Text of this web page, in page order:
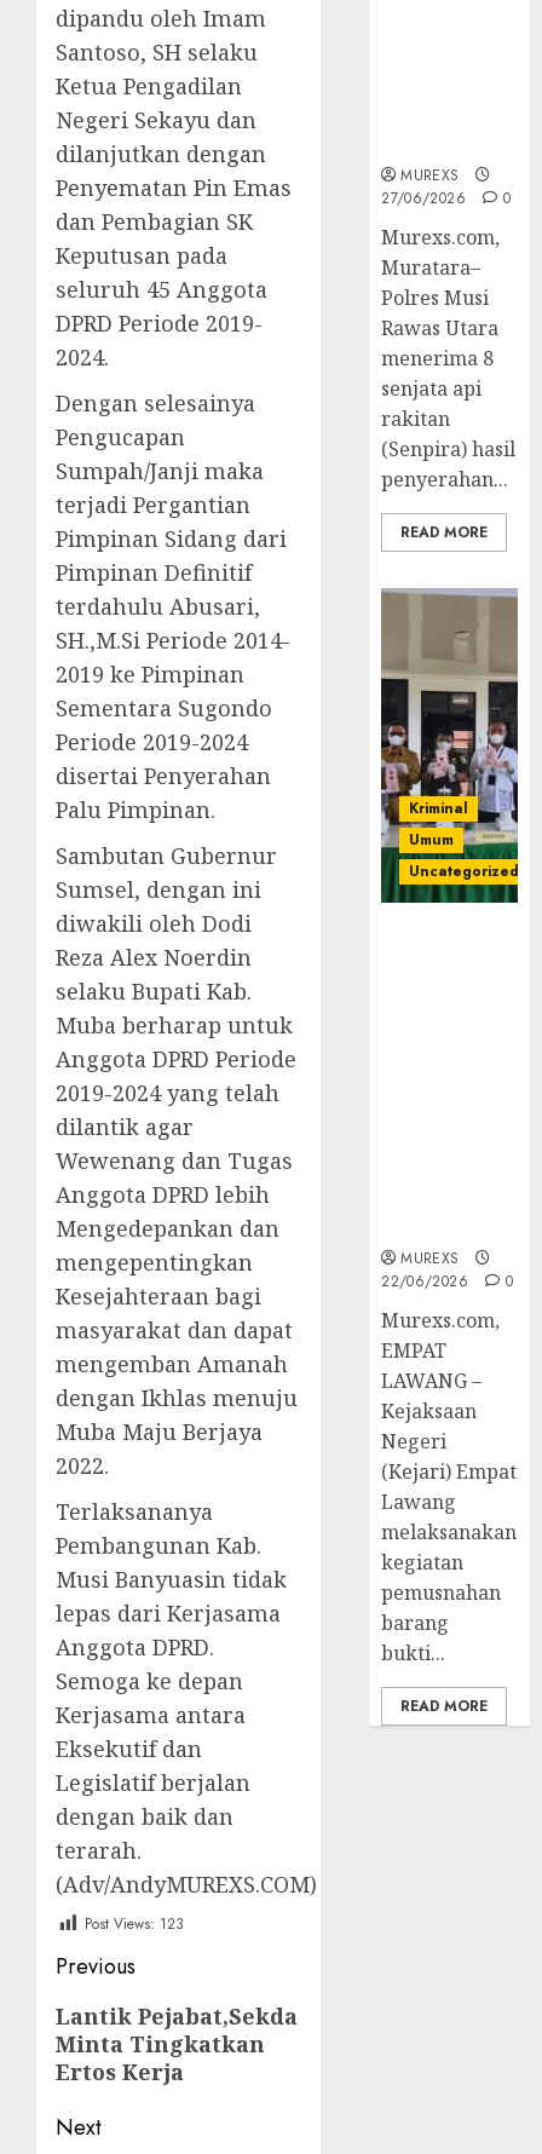
dipandu oleh Imam
Santoso, SH selaku
Ketua Pengadilan
Negeri Sekayu dan
dilanjutkan dengan
Penyematan Pin Emas
dan Pembagian SK
Keputusan pada
seluruh 45 Anggota
DPRD Periode 2019-
2024.
Dengan selesainya
Pengucapan
Sumpah/Janji maka
terjadi Pergantian
Pimpinan Sidang dari
Pimpinan Definitif
terdahulu Abusari,
SH.,M.Si Periode 2014-
2019 ke Pimpinan
Sementara Sugondo
Periode 2019-2024
disertai Penyerahan
Palu Pimpinan.
Sambutan Gubernur
Sumsel, dengan ini
diwakili oleh Dodi
Reza Alex Noerdin
selaku Bupati Kab.
Muba berharap untuk
Anggota DPRD Periode
2019-2024 yang telah
dilantik agar
Wewenang dan Tugas
Anggota DPRD lebih
Mengedepankan dan
mengepentingkan
Kesejahteraan bagi
masyarakat dan dapat
mengemban Amanah
dengan Ikhlas menuju
Muba Maju Berjaya
2022.
Terlaksananya
Pembangunan Kab.
Musi Banyuasin tidak
lepas dari Kerjasama
Anggota DPRD.
Semoga ke depan
Kerjasama antara
Eksekutif dan
Legislatif berjalan
dengan baik dan
terarah.
(Adv/AndyMUREXS.COM)
Post Views: 123
Post
navigation
Previous
Previous
post:
Lantik Pejabat,Sekda
Minta Tingkatkan
Ertos Kerja
Next
MUREXS
27/06/2026
0
Murexs.com,
Muratara–
Polres Musi
Rawas Utara
menerima 8
senjata api
rakitan
(Senpira) hasil
penyerahan...
READ MORE
Kriminal
Umum
Uncategorized
MUREXS
22/06/2026
0
‎Murexs.com,
EMPAT
LAWANG –
Kejaksaan
Negeri
(Kejari) Empat
Lawang
melaksanakan
kegiatan
pemusnahan
barang
bukti...
READ MORE